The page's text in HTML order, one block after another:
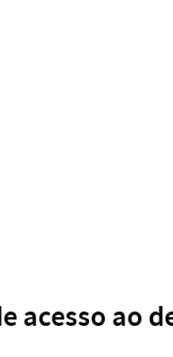
acesso ao